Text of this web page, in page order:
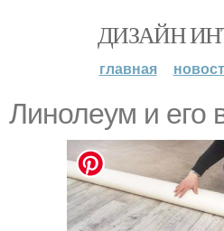
ДИЗАЙН
главная
Линолеум и его